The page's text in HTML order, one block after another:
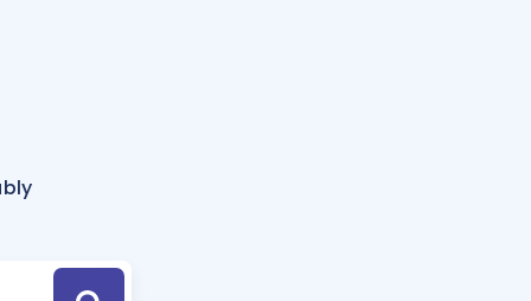
Hesaplama Aracı
için Öneriler
Tek Takvimde
Hoca ile seni sınava hazırlayacak onlarca eğitim seni bekliyor!